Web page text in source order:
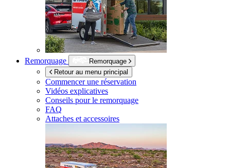
Remorquage
Remorquage
Retour au menu principal
Commencer une réservation
Vidéos explicatives
Conseils pour le remorquage
FAQ
Attaches et accessoires